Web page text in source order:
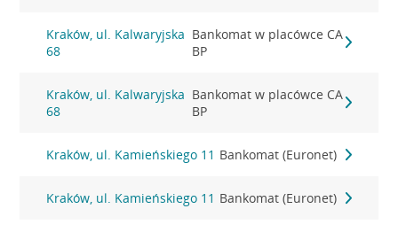
Kraków, ul. Kalwaryjska
68
Bankomat w placówce CA
BP
Kraków, ul. Kalwaryjska
68
Bankomat w placówce CA
BP
Kraków, ul. Kamieńskiego 11 Bankomat (Euronet)
Kraków, ul. Kamieńskiego 11 Bankomat (Euronet)